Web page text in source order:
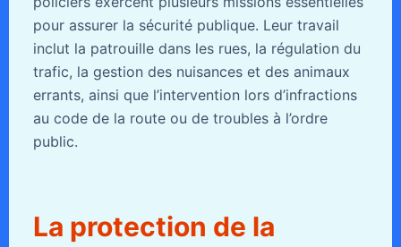
pour assurer la sécurité publique. Leur travail
inclut la patrouille dans les rues, la régulation du
trafic, la gestion des nuisances et des animaux
errants, ainsi que l’intervention lors d’infractions
au code de la route ou de troubles à l’ordre
public.
La protection de la